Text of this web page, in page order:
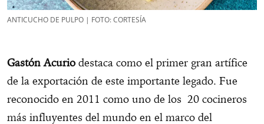
ANTICUCHO DE PULPO | FOTO: CORTESÍA
Gastón Acurio destaca como el primer gran artífice
de la exportación de este importante legado. Fue
reconocido en 2011 como uno de los 20 cocineros
más influyentes del mundo en el marco del